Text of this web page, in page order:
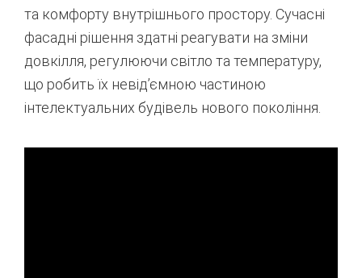
та комфорту внутрішнього простору. Сучасні
фасадні рішення здатні реагувати на зміни
довкілля, регулюючи світло та температуру,
що робить їх невід’ємною частиною
інтелектуальних будівель нового покоління.